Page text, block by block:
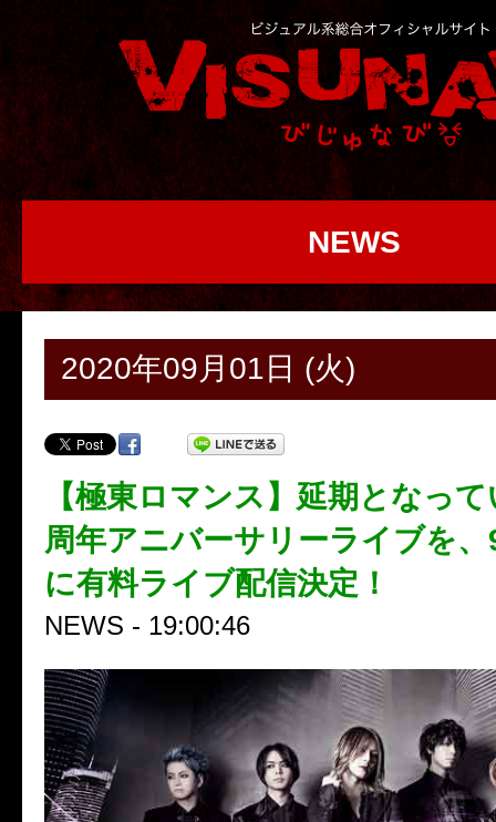
NEWS
2020年09月01日 (火)
【極東ロマンス】延期となっ
周年アニバーサリーライブを
に有料ライブ配信決定！
NEWS - 19:00:46